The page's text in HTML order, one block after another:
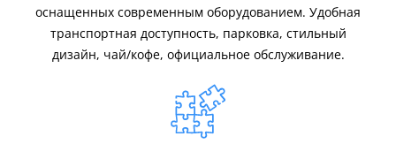
оснащенных современным оборудованием. Удобная
транспортная доступность, парковка, стильный
дизайн, чай/кофе, официальное обслуживание.